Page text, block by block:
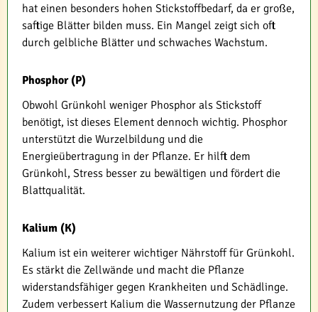
hat einen besonders hohen Stickstoffbedarf, da er große,
saftige Blätter bilden muss. Ein Mangel zeigt sich oft
durch gelbliche Blätter und schwaches Wachstum.
Phosphor (P)
Obwohl Grünkohl weniger Phosphor als Stickstoff
benötigt, ist dieses Element dennoch wichtig. Phosphor
unterstützt die Wurzelbildung und die
Energieübertragung in der Pflanze. Er hilft dem
Grünkohl, Stress besser zu bewältigen und fördert die
Blattqualität.
Kalium (K)
Kalium ist ein weiterer wichtiger Nährstoff für Grünkohl.
Es stärkt die Zellwände und macht die Pflanze
widerstandsfähiger gegen Krankheiten und Schädlinge.
Zudem verbessert Kalium die Wassernutzung der Pflanze